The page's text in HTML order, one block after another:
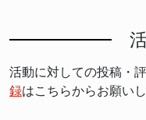
活動に対しての投稿・
録はこちらからお願いし